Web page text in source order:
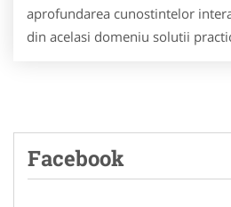
aprofundarea cunostintelor
din acelasi domeniu solutii
Facebook